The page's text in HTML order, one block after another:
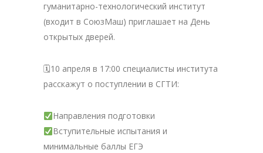
гуманитарно-технологический институт
(входит в СоюзМаш) приглашает на День
открытых дверей.
🗓10 апреля в 17:00 специалисты института
расскажут о поступлении в СГТИ:
Направления подготовки
Вступительные испытания и
минимальные баллы ЕГЭ